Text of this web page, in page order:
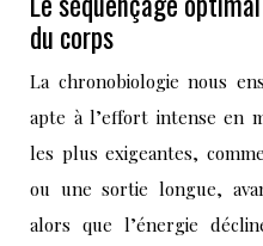
du corps
La chronobiologie nous
apte à l’effort intense en
les plus exigeantes,
ou une sortie longue,
alors que l’énergie